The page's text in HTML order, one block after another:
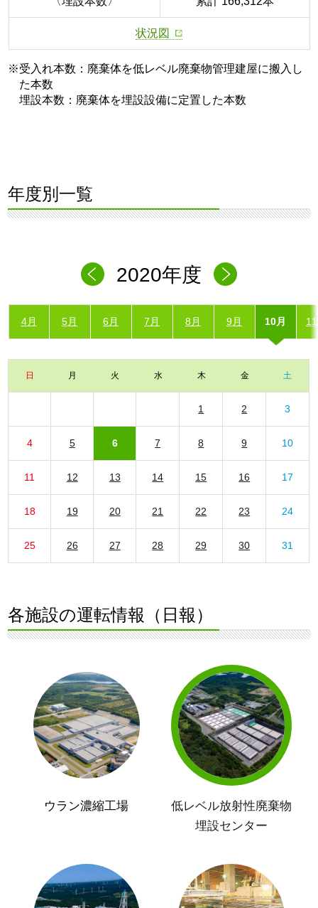
状況図
※受入れ本数：廃棄体を低レベル廃棄物管理建屋に搬入し
た本数
埋設本数：廃棄体を埋設設備に定置した本数
年度別一覧
2020年度
4月 5月 6月 7月 8月 9月 10月
日 月 火 水 木 金 土
1 2 3
4 5 6 7 8 9 10
11 12 13 14 15 16 17
18 19 20 21 22 23 24
25 26 27 28 29 30 31
各施設の運転情報（日報）
ウラン濃縮工場
低レベル放射性廃棄物
埋設センター